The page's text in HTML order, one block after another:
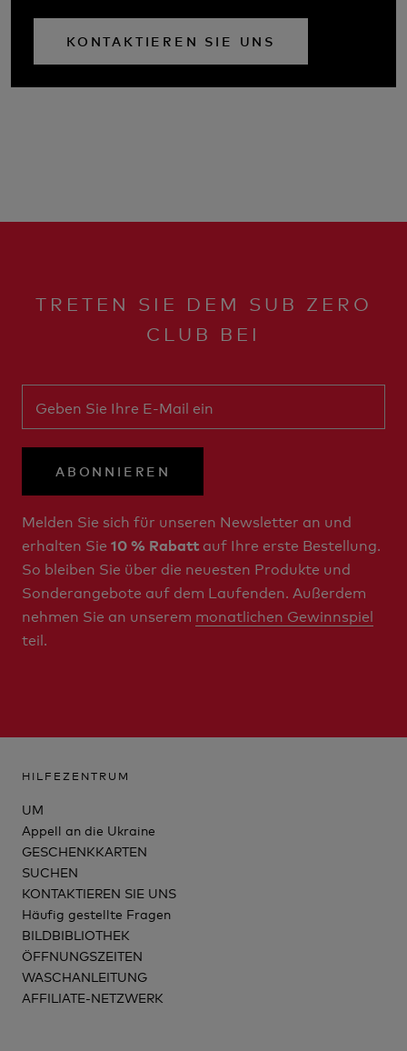
KONTAKTIEREN SIE UNS
TRETEN SIE DEM SUB ZERO
CLUB BEI
ABONNIEREN
Melden Sie sich für unseren Newsletter an und
erhalten Sie 10 % Rabatt auf Ihre erste Bestellung.
So bleiben Sie über die neuesten Produkte und
Sonderangebote auf dem Laufenden. Außerdem
nehmen Sie an unserem monatlichen Gewinnspiel
teil.
HILFEZENTRUM
UM
Appell an die Ukraine
GESCHENKKARTEN
SUCHEN
KONTAKTIEREN SIE UNS
Häufig gestellte Fragen
BILDBIBLIOTHEK
ÖFFNUNGSZEITEN
WASCHANLEITUNG
AFFILIATE-NETZWERK